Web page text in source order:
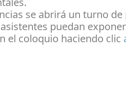
se abrirá un turno
puedan
el coloquio haciendo clic